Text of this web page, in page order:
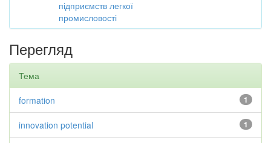
підприємств легкої
промисловості
Перегляд
Тема
1
formation
1
innovation potential